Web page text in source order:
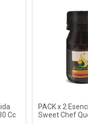
Cc
PACK x 2
Sweet Chef